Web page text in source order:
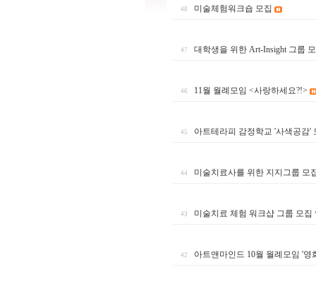
48 미술체험워크숍 모집
47 대학생을 위한 Art-Insight 그룹
46 11월 월례모임 <사랑하세요?!>
45 아트테라피 감정학교 '사색공감'
44 미술치료사를 위한 지지그룹 모
43 미술치료 체험 워크샵 그룹 모집
42 아트앤마인드 10월 월례모임 '영